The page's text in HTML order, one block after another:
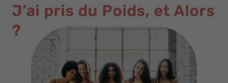
J’ai pris du Poids, et Alors
?